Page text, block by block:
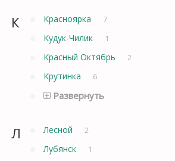
К Красноярка 7
Кудук-Чилик 1
Красный Октябрь 2
Крутинка 6
Развернуть
Л Лесной 2
Лубянск 1